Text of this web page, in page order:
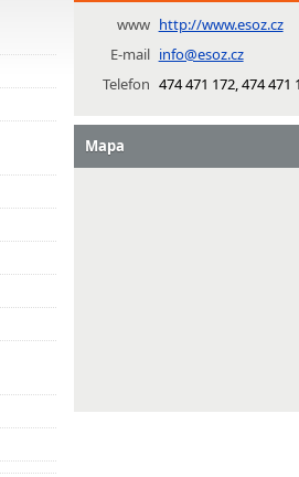
www http://www.esoz.cz
E-mail info@esoz.cz
Telefon 474 471 172, 474 471
Mapa